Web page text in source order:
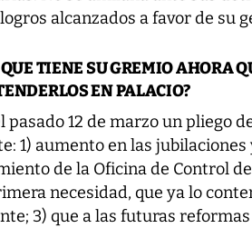
alcanzados a favor de su
TIENE SU GREMIO AHORA
EN PALACIO?
12 de marzo un pliego
1) aumento en las jubilaciones
de la Oficina de Control
necesidad, que ya lo
3) que a las futuras